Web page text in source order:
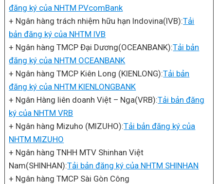
đăng ký của NHTM PVcomBank
+ Ngân hàng trách nhiệm hữu hạn Indovina(IVB):Tải
bản đăng ký của NHTM IVB
+ Ngân hàng TMCP Đại Dương(OCEANBANK):Tải bản
đăng ký của NHTM OCEANBANK
+ Ngân hàng TMCP Kiên Long (KIENLONG):Tải bản
đăng ký của NHTM KIENLONGBANK
+ Ngân Hàng liên doanh Việt – Nga(VRB):Tải bản đăng
ký của NHTM VRB
+ Ngân hàng Mizuho (MIZUHO):Tải bản đăng ký của
NHTM MIZUHO
+ Ngân hàng TNHH MTV Shinhan Việt
Nam(SHINHAN):Tải bản đăng ký của NHTM SHINHAN
+ Ngân hàng TMCP Sài Gòn Công